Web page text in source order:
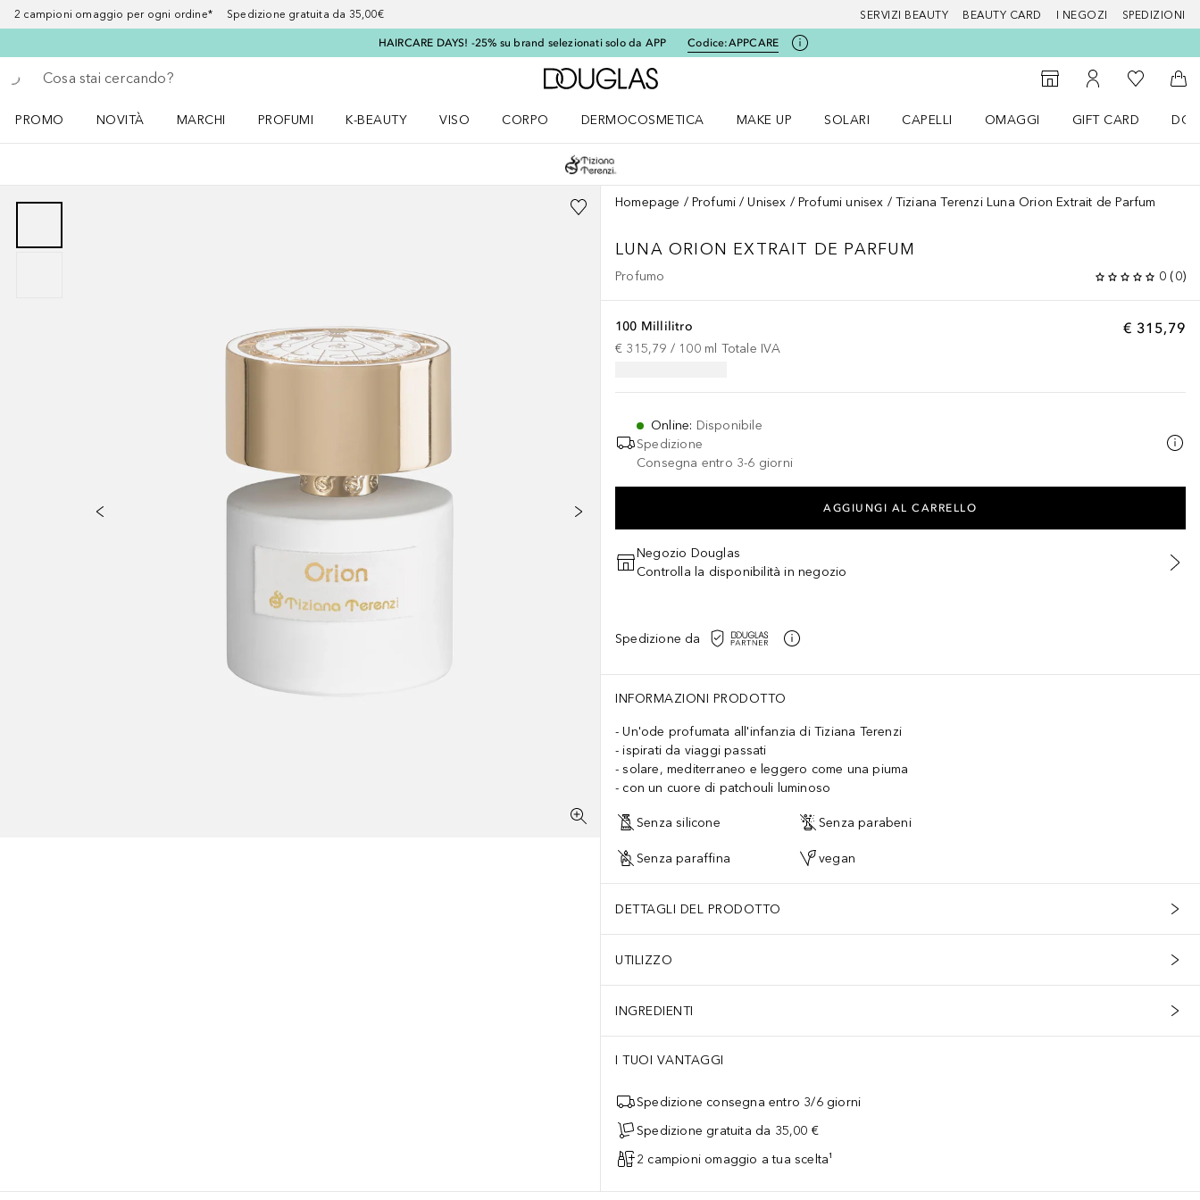
2 campioni omaggio per ogni ordine* Spedizione gratuita da 35,00€ SERVIZI BEAUTY BEAUTY CARD I NEGOZI SPEDIZIONI
HAIRCARE DAYS! -25% su brand selezionati solo da APP Codice:APPCARE
Torna indietro
Esegui ricerca
A Douglas Home
StorefinderAl Mio Account
Alla Mia
Al
PROMO
NOVITÀ
MARCHI
PROFUMI
K-BEAUTY
VISO
CORPO
DERMOCOSMETICA
MAKE UP
SOLARI
CAPELLI
OMAGGI
GIFT CARD
Homepage Profumi Unisex Profumi unisex Tiziana Terenzi Luna Orion Extrait de Parfum
LUNA ORION EXTRAIT DE PARFUM
Profumo 0 (0)
€ 315,79
100 Millilitro
€ 315,79 / 100 ml Totale IVA
Online: Disponibile
Spedizione
Consegna entro 3-6 giorni
AGGIUNGI AL CARRELLO
Negozio Douglas
Controlla la disponibilità in negozio
Spedizione da
INFORMAZIONI PRODOTTO
Un'ode profumata all'infanzia di Tiziana Terenzi
ispirati da viaggi passati
solare, mediterraneo e leggero come una piuma
con un cuore di patchouli luminoso
Senza silicone Senza parabeni
Senza paraffina vegan
DETTAGLI DEL PRODOTTO
UTILIZZO
INGREDIENTI
I TUOI VANTAGGI
Spedizione consegna entro 3/6 giorni
Spedizione gratuita da 35,00 €
2 campioni omaggio a tua scelta¹